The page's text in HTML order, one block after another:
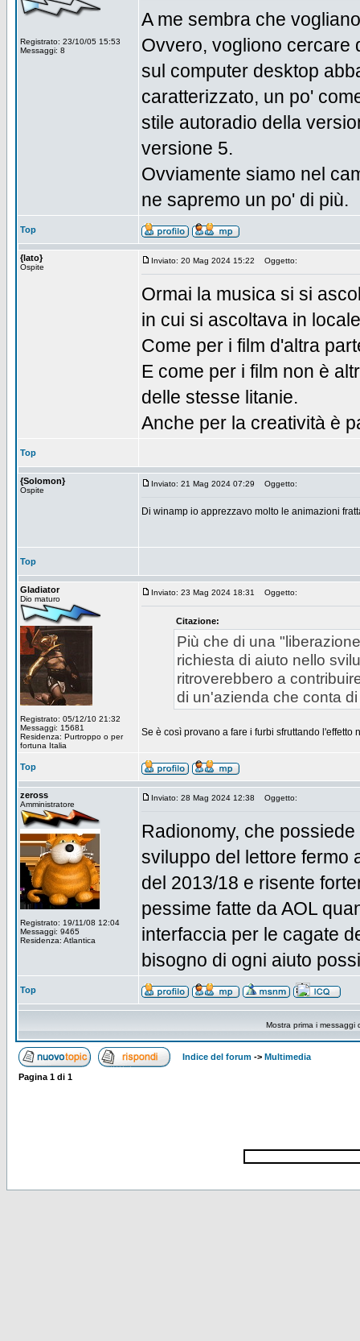
Registrato: 23/10/05 15:53
Messaggi: 8
A me sembra che
Ovvero, vogliono cercare
sul computer desktop
caratterizzato, un po'
stile autoradio della
versione 5.
Ovviamente siamo nel
ne sapremo un po' di più.
Top
{lato}
Ospite
Inviato: 20 Mag 2024 15:22 Oggetto:
Ormai la musica si si
in cui si ascoltava in
Come per i film d'altra
E come per i film non è
delle stesse litanie.
Anche per la creatività è
Top
{Solomon}
Ospite
Inviato: 21 Mag 2024 07:29 Oggetto:
Di winamp io apprezzavo molto le animazioni
Top
Gladiator
Dio maturo
Registrato: 05/12/10 21:32
Messaggi: 15681
Residenza: Purtroppo o per
fortuna Italia
Inviato: 23 Mag 2024 18:31 Oggetto:
Citazione:
Più che di una
richiesta di aiuto nello
ritroverebbero a
di un'azienda che conta di
Se è così provano a fare i furbi sfruttando
Top
zeross
Amministratore
Registrato: 19/11/08 12:04
Messaggi: 9465
Residenza: Atlantica
Inviato: 28 Mag 2024 12:38 Oggetto:
Radionomy, che
sviluppo del lettore fermo
del 2013/18 e risente
pessime fatte da AOL
interfaccia per le cagate
bisogno di ogni aiuto
Top
Mostra prima i messaggi
Indice del forum -> Multimedia
Pagina 1 di 1